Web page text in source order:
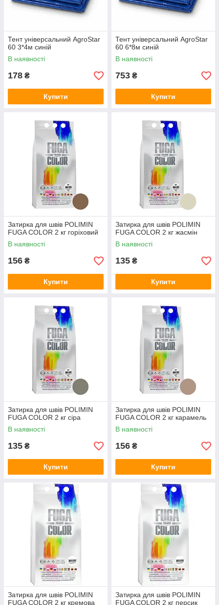
Тент універсальний AgroStar
60 3*4м синій
В наявності
178 ₴
Купити
Тент універсальний AgroStar
60 6*8м синій
В наявності
753 ₴
Купити
Затирка для швів POLIMIN
FUGA COLOR 2 кг горіховий
В наявності
156 ₴
Купити
Затирка для швів POLIMIN
FUGA COLOR 2 кг жасмін
В наявності
135 ₴
Купити
Затирка для швів POLIMIN
FUGA COLOR 2 кг сіра
В наявності
135 ₴
Купити
Затирка для швів POLIMIN
FUGA COLOR 2 кг карамель
В наявності
156 ₴
Купити
Затирка для швів POLIMIN
FUGA COLOR 2 кг кремова
Затирка для швів POLIMIN
FUGA COLOR 2 кг персик